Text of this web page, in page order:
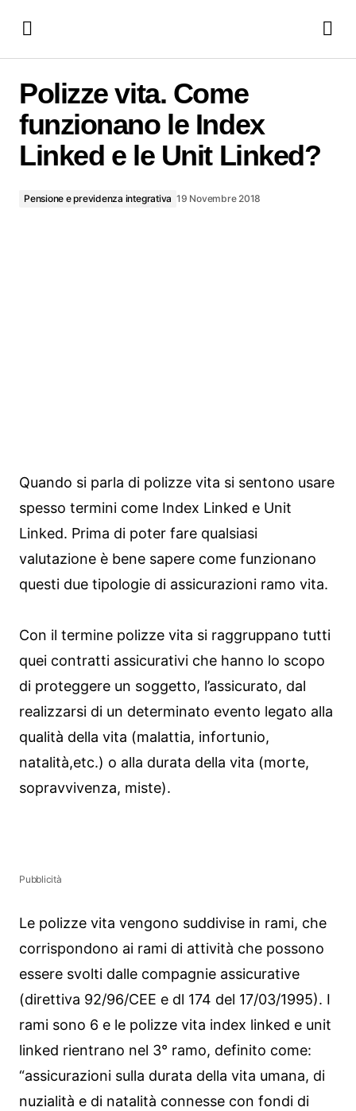
Linked?
Polizze vita. Come
funzionano le Index
Linked e le Unit Linked?
Pensione e previdenza integrativa 19 Novembre 2018
Quando si parla di polizze vita si sentono usare
spesso termini come Index Linked e Unit
Linked. Prima di poter fare qualsiasi
valutazione è bene sapere come funzionano
questi due tipologie di assicurazioni ramo vita.
Con il termine polizze vita si raggruppano tutti
quei contratti assicurativi che hanno lo scopo
di proteggere un soggetto, l’assicurato, dal
realizzarsi di un determinato evento legato alla
qualità della vita (malattia, infortunio,
natalità,etc.) o alla durata della vita (morte,
sopravvivenza, miste).
Pubblicità
Le polizze vita vengono suddivise in rami, che
corrispondono ai rami di attività che possono
essere svolti dalle compagnie assicurative
(direttiva 92/96/CEE e dl 174 del 17/03/1995). I
rami sono 6 e le polizze vita index linked e unit
linked rientrano nel 3° ramo, definito come:
“assicurazioni sulla durata della vita umana, di
nuzialità e di natalità connesse con fondi di